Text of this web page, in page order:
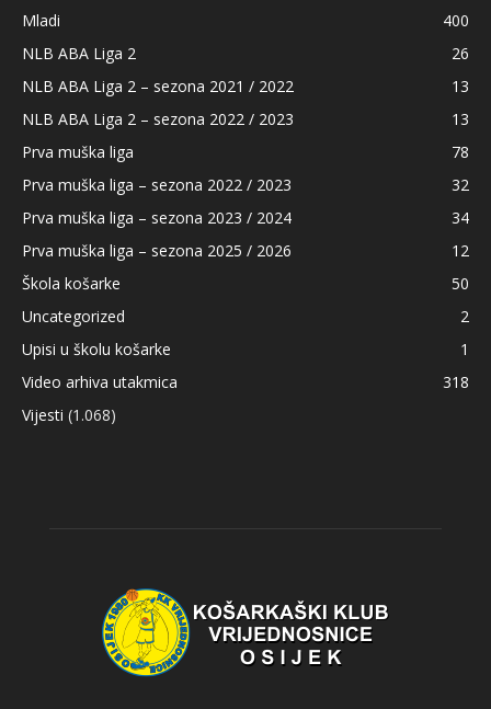
Mladi
400
NLB ABA Liga 2
26
NLB ABA Liga 2 – sezona 2021 / 2022
13
NLB ABA Liga 2 – sezona 2022 / 2023
13
Prva muška liga
78
Prva muška liga – sezona 2022 / 2023
32
Prva muška liga – sezona 2023 / 2024
34
Prva muška liga – sezona 2025 / 2026
12
Škola košarke
50
Uncategorized
2
Upisi u školu košarke
1
Video arhiva utakmica
318
Vijesti (1.068)